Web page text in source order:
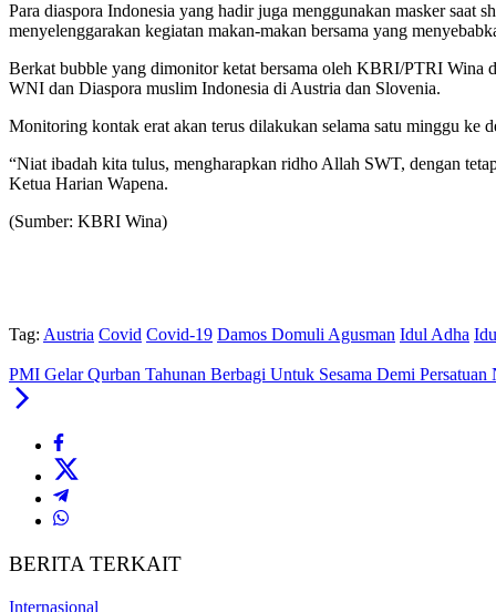
Para diaspora Indonesia yang hadir juga menggunakan masker saat
menyelenggarakan kegiatan makan-makan bersama yang
Berkat bubble yang dimonitor ketat bersama oleh KBRI/PTRI Wina
WNI dan Diaspora muslim Indonesia di Austria dan Slovenia.
Monitoring kontak erat akan terus dilakukan selama satu minggu ke
“Niat ibadah kita tulus, mengharapkan ridho Allah SWT, dengan
Ketua Harian Wapena.
(Sumber: KBRI Wina)
Tag: Austria Covid Covid-19 Damos Domuli Agusman Idul Adha
PMI Gelar Qurban Tahunan Berbagi Untuk Sesama Demi Persatuan
BERITA TERKAIT
Internasional